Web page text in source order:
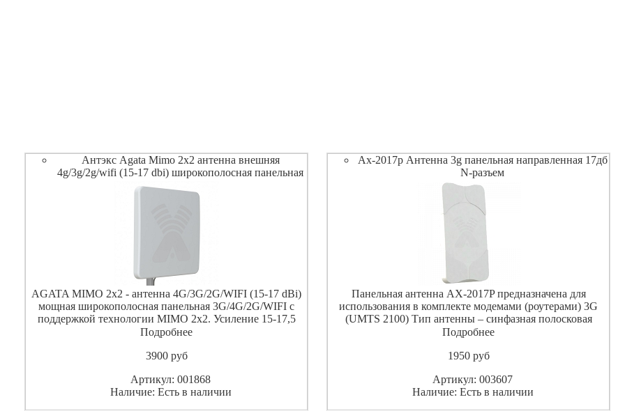
Антэкс Agata Mimo 2x2 антенна внешняя
4g/3g/2g/wifi (15-17 dbi) широкополосная панельная
AGATA MIMO 2x2 - антенна 4G/3G/2G/WIFI (15-17 dBi)
мощная широкополосная панельная 3G/4G/2G/WIFI с
поддержкой технологии MIMO 2x2. Усиление 15-17,5
dBi.Рекомендуется для использования в комплекте с
Подробнее
3900pуб
Артикул: 001868
Наличие: Есть в наличии
Ax-2017p Антенна 3g панельная направленная 17дб
N-разъем
Панельная антенна AX-2017P предназначена для
использования в комплекте модемами (роутерами) 3G
(UMTS 2100) Тип антенны – синфазная полосковая
решетка. Достоинства: Высокий коэффициент усиления и
горизонтальн
Подробнее
1950pуб
Артикул: 003607
Наличие: Есть в наличии